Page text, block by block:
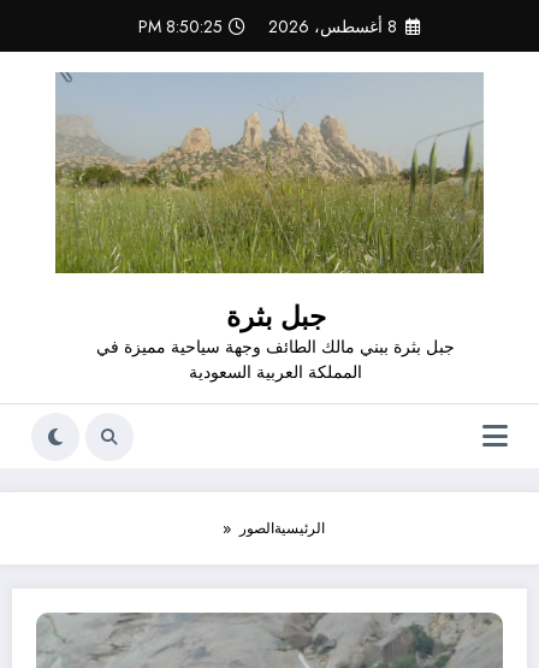
المحتوى
8 أغسطس، 2026 8:50:26 PM
جبل بثرة
جبل بثرة ببني مالك الطائف وجهة سياحية مميزة في
المملكة العربية السعودية
الرئيسيةالصور